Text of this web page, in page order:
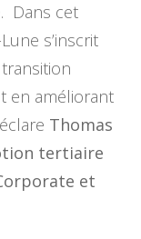
Dans cet
s’inscrit
en améliorant
Thomas
tertiaire
et